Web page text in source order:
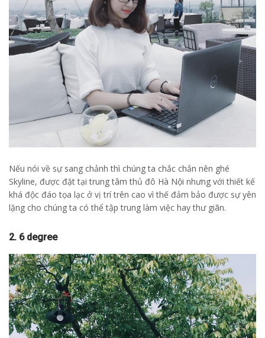
Nếu nói về sự sang chảnh thì chúng ta chắc chắn nên ghé
Skyline, được đặt tại trung tâm thủ đô Hà Nội nhưng với thiết kế
khá độc đáo tọa lạc ở vị trí trên cao vì thế đảm bảo được sự yên
lặng cho chúng ta có thể tập trung làm việc hay thư giãn.
2. 6 degree